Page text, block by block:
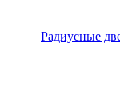
Радиусные